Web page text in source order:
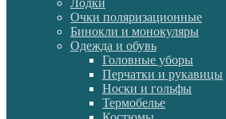
Лодки
Очки поляризационные
Бинокли и монокуляры
Одежда и обувь
Головные уборы
Перчатки и рукавицы
Носки и гольфы
Термобелье